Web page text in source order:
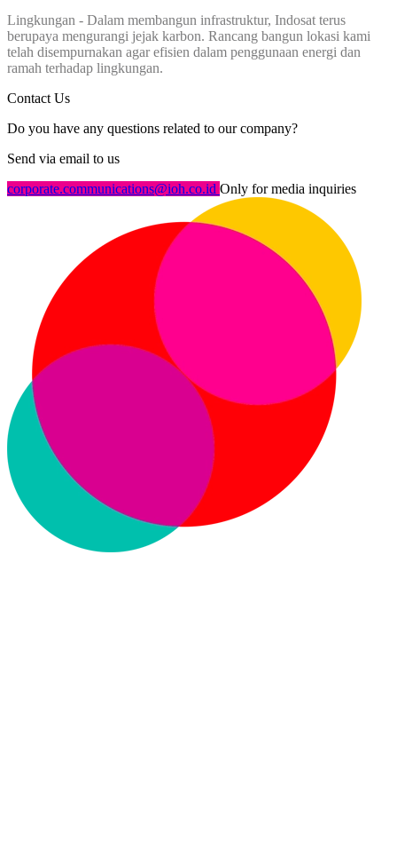
Lingkungan - Dalam membangun infrastruktur, Indosat terus
berupaya mengurangi jejak karbon. Rancang bangun lokasi kami
telah disempurnakan agar efisien dalam penggunaan energi dan
ramah terhadap lingkungan.
Contact Us
Do you have any questions related to our company?
Send via email to us
corporate.communications@ioh.co.id Only for media inquiries